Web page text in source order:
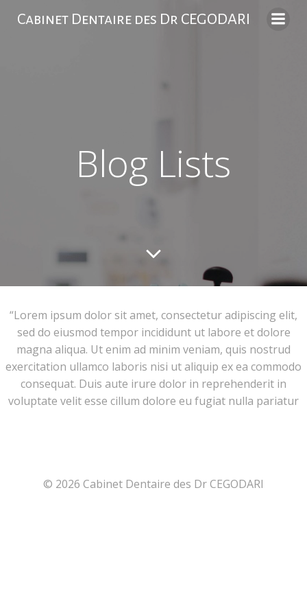
to
Cabinet Dentaire des Dr CEGODARI
Blog Lists
“Lorem ipsum dolor sit amet, consectetur adipiscing elit,
sed do eiusmod tempor incididunt ut labore et dolore
magna aliqua. Ut enim ad minim veniam, quis nostrud
exercitation ullamco laboris nisi ut aliquip ex ea commodo
consequat. Duis aute irure dolor in reprehenderit in
voluptate velit esse cillum dolore eu fugiat nulla pariatur
© 2026 Cabinet Dentaire des Dr CEGODARI